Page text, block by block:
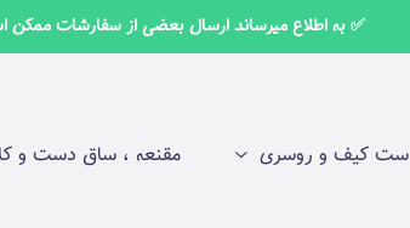
✅ به اطلاع میرساند ارسال بعضی از سفارشات ممکن است بین 2 تا 4
ست کیف و روسری مقنعه ، ساق دست و